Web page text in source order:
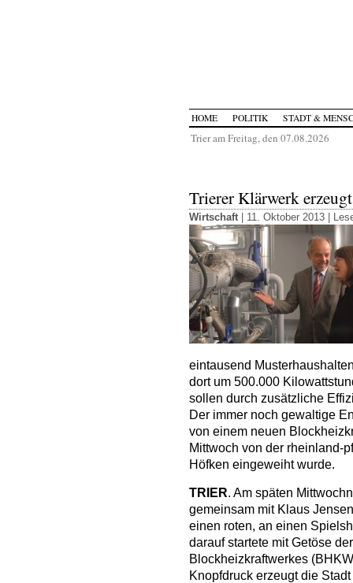
HOME POLITIK STADT &
Trier am Freitag, den 07.08.2026
Trierer Klärwerk
Wirtschaft | 11. Oktober 2013 |
eintausend
dort um 500.000
sollen durch zusätzliche
Der immer noch gewaltige
von einem neuen
Mittwoch von der rheinland-
Höfken eingeweiht wurde.
TRIER. Am späten
gemeinsam mit Klaus
einen roten, an einen
darauf startete mit Getöse
Blockheizkraftwerkes
Knopfdruck erzeugt die